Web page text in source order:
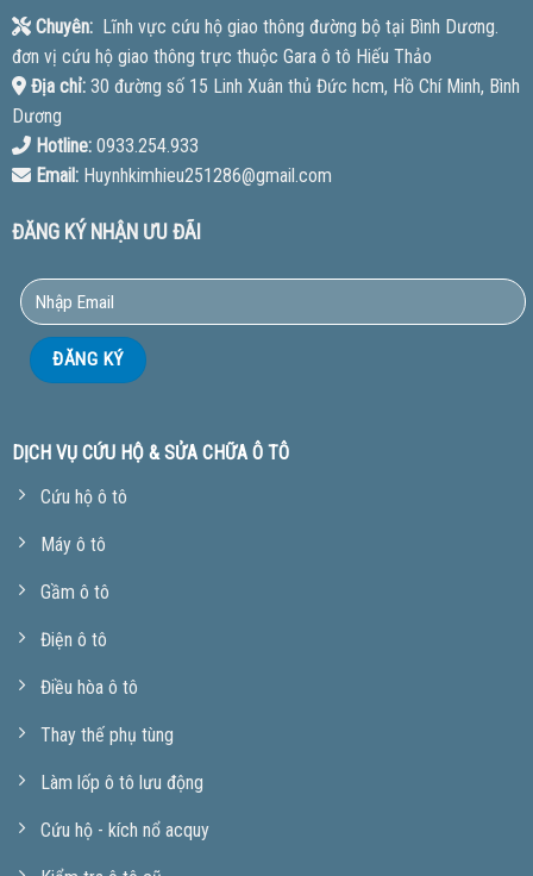
Chuyên:Lĩnh vực cứu hộ giao thông đường bộ tại Bình Dương.
đơn vị cứu hộ giao thông trực thuộc Gara ô tô Hiếu Thảo
Địa chỉ:30 đường số 15 Linh Xuân thủ Đức hcm, Hồ Chí Minh, Bình
Dương
Hotline:0933.254.933
Email:Huynhkimhieu251286@gmail.com
ĐĂNG KÝ NHẬN ƯU ĐÃI
DỊCH VỤ CỨU HỘ & SỬA CHỮA Ô TÔ
Cứu hộ ô tô
Máy ô tô
Gầm ô tô
Điện ô tô
Điều hòa ô tô
Thay thế phụ tùng
Làm lốp ô tô lưu động
Cứu hộ - kích nổ acquy